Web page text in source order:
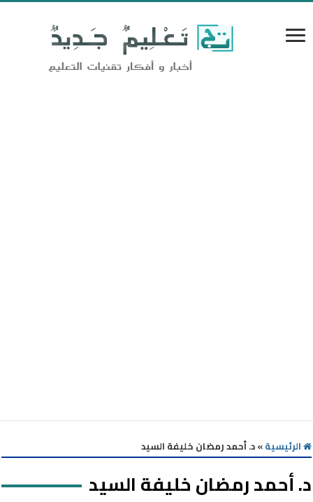
الرئيسية»د. أحمد رمضان خليفة السيد
د. أحمد رمضان خليفة السيد